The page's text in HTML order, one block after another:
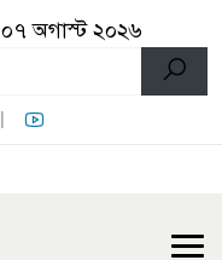
অগাস্ট ২০২৬